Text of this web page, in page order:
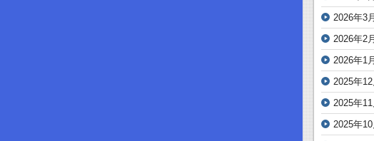
2026年3月
2026年2月
2026年1月
2025年12
2025年11
2025年10